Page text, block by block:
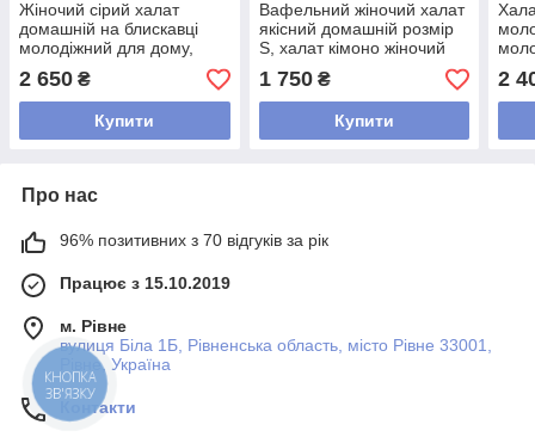
Жіночий сірий халат
домашній на блискавці
молодіжний для дому,
турецький жіночий халат
2 650 ₴
Купити
Вафельний жіночий халат
якісний домашній розмір
S, халат кімоно жіночий
преміум якості Білий
1 750₴
Купити
2
Про нас
96% позитивних з 70 відгуків за рік
Працює з 15.10.2019
м. Рівне
вулиця Біла 1Б, Рівненська область, місто Рівне 33001,
Рівне, Україна
Контакти
КНОПКА
ЗВ'ЯЗКУ